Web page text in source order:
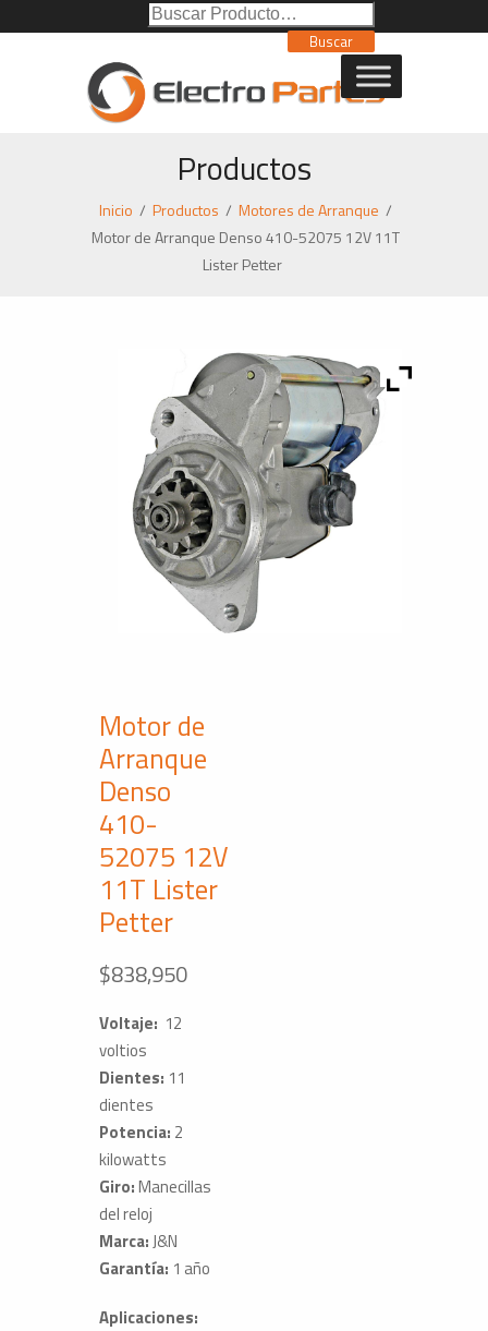
Buscar
Poducto:
Buscar
Productos
Inicio / Productos / Motores de Arranque /
Motor de Arranque Denso 410-52075 12V 11T
Lister Petter
Motor de
Arranque
Denso
410-
52075 12V
11T Lister
Petter
$838,950
Voltaje: 12
voltios
Dientes: 11
dientes
Potencia: 2
kilowatts
Giro:Manecillas
del reloj
Marca:J&N
Garantía: 1 año
Aplicaciones: